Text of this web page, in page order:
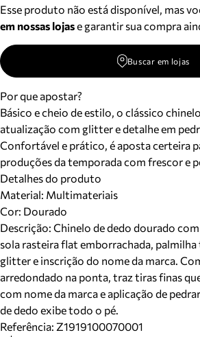
Esse produto não está disponível, mas
em nossas lojase garantir sua compra
Buscar em lojas
Por que apostar?
Básico e cheio de estilo, o clássico
atualização com glitter e detalhe em
Confortável e prático, é aposta certeira
produções da temporada com frescor e
Detalhes do produto
Material: Multimateriais
Cor: Dourado
Descrição: Chinelo de dedo dourado
sola rasteira flat emborrachada,
glitter e inscrição do nome da marca.
arredondado na ponta, traz tiras finas
com nome da marca e aplicação de
de dedo exibe todo o pé.
Referência: Z1919100070001